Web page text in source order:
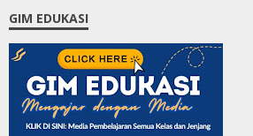
GIM EDUKASI